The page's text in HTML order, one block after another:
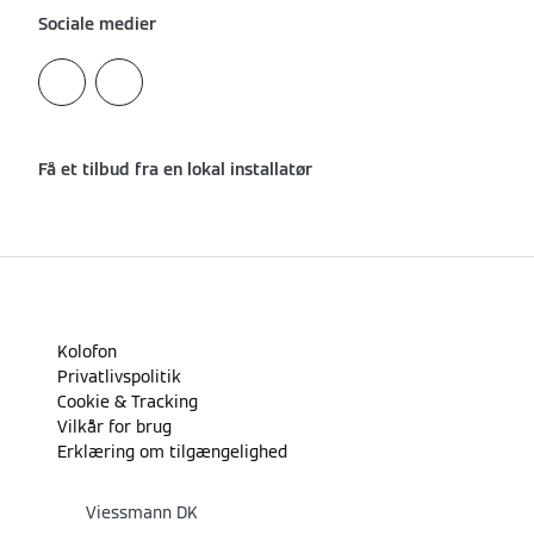
Sociale medier
Få et tilbud fra en lokal installatør
Kolofon
Privatlivspolitik
Cookie & Tracking
Vilkår for brug
Erklæring om tilgængelighed
Viessmann DK